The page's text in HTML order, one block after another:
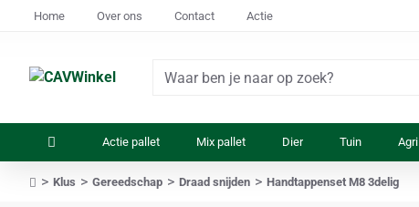
Home Over ons Contact Actie
Waar
Actie pallet Mix pallet Dier Tuin Agri
Klus Gereedschap Draad snijden Handtappenset M8 3delig